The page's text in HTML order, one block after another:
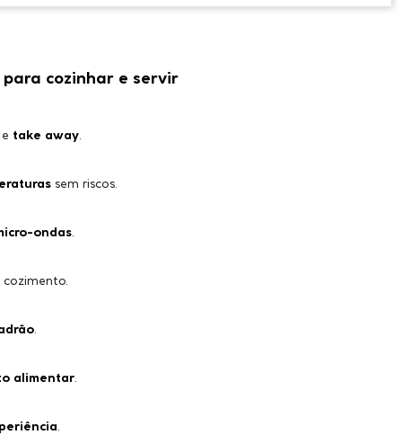
cozinhar e servir
e take away.
sem riscos.
ondas.
.
alimentar.
.